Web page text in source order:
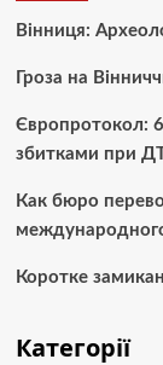
Вінниця:
Гроза на
Європротокол:
збитками при
Как бюро
Коротке
Категорії